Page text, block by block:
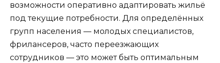
возможности оперативно адаптировать жильё
под текущие потребности. Для определённых
групп населения — молодых специалистов,
фрилансеров, часто переезжающих
сотрудников — это может быть оптимальным